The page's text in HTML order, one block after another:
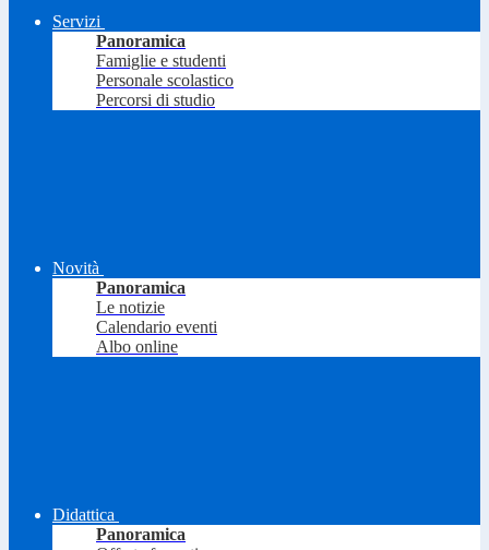
Servizi
Panoramica
Famiglie e studenti
Personale scolastico
Percorsi di studio
Novità
Panoramica
Le notizie
Calendario eventi
Albo online
Didattica
Panoramica